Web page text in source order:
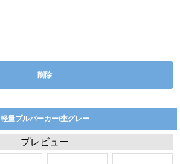
削除
軽量プルパーカー/杢グレー
プレビュー